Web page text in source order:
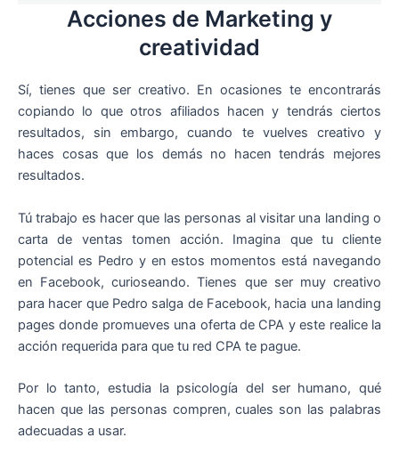
Acciones de Marketing y
creatividad
Sí, tienes que ser creativo. En ocasiones te encontrarás
copiando lo que otros afiliados hacen y tendrás ciertos
resultados, sin embargo, cuando te vuelves creativo y
haces cosas que los demás no hacen tendrás mejores
resultados.
Tú trabajo es hacer que las personas al visitar una landing o
carta de ventas tomen acción. Imagina que tu cliente
potencial es Pedro y en estos momentos está navegando
en Facebook, curioseando. Tienes que ser muy creativo
para hacer que Pedro salga de Facebook, hacia una landing
pages donde promueves una oferta de CPA y este realice la
acción requerida para que tu red CPA te pague.
Por lo tanto, estudia la psicología del ser humano, qué
hacen que las personas compren, cuales son las palabras
adecuadas a usar.